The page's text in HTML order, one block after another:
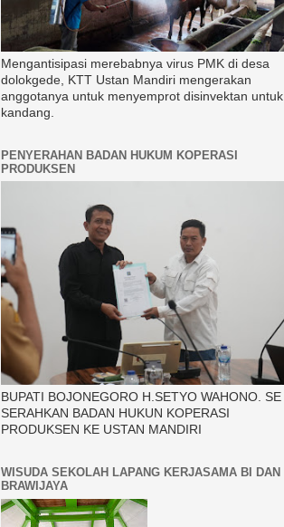
Mengantisipasi merebabnya virus PMK di desa
dolokgede, KTT Ustan Mandiri mengerakan
anggotanya untuk menyemprot disinvektan untuk
kandang.
PENYERAHAN BADAN HUKUM KOPERASI
PRODUKSEN
BUPATI BOJONEGORO H.SETYO WAHONO. SE
SERAHKAN BADAN HUKUN KOPERASI
PRODUKSEN KE USTAN MANDIRI
WISUDA SEKOLAH LAPANG KERJASAMA BI DAN
BRAWIJAYA